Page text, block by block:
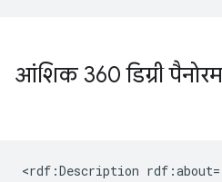
आंशिक 360 डिग्री
<rdf:Description